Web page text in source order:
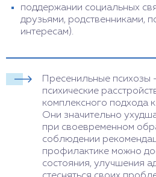
поддержании социальных
друзьями, родственниками,
интересам).
Пресенильные психозы
психические
комплексного подхода
Они значительно
при своевременном
соблюдении
профилактике можно
состояния, улучшения